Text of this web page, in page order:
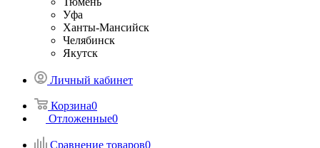
Уфа
Ханты-Мансийск
Челябинск
Якутск
Личный кабинет
Корзина0
Отложенные0
Сравнение товаров0